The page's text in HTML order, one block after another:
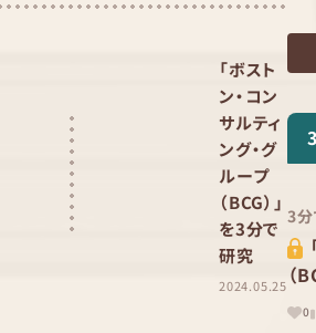
「ボスト
ン・コン
サルティ
ング・グ
ループ
（BCG）」
を3分で
研究
2024.05.25
3
（
0